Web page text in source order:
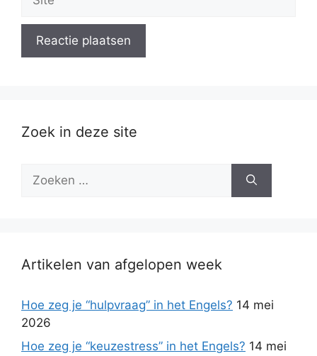
Zoek in deze site
naar:
Artikelen van afgelopen week
Hoe zeg je “hulpvraag” in het Engels? 14 mei
2026
Hoe zeg je “keuzestress” in het Engels? 14 mei